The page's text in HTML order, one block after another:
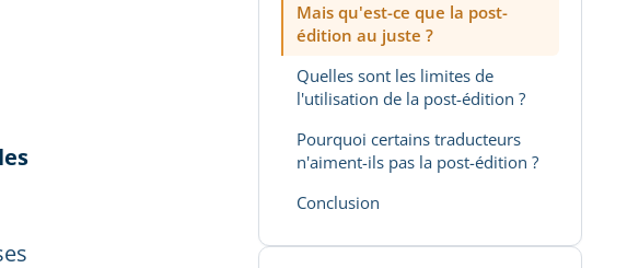
Mais qu'est-ce que la post-
édition au juste ?
Quelles sont les limites de
l'utilisation de la post-édition ?
Pourquoi certains traducteurs
n'aiment-ils pas la post-édition ?
Conclusion